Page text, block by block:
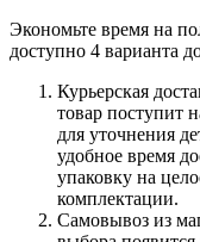
Экономьте время на
доступно 4 варианта
Курьерская
товар поступит
для уточнения
удобное время
упаковку на
комплектации.
Самовывоз из